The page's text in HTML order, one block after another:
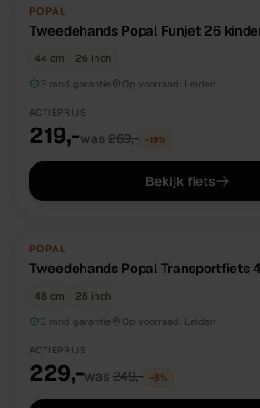
TWEEDEHANDS
POPAL
Tweedehands Popal Funjet 26
44 cm
26 inch
3 mnd garantie
Op voorraad: Leiden
ACTIEPRIJS
219,-was 269,- −19%
Bekijk fiets
TWEEDEHANDS
POPAL
Tweedehands Popal Transportfiets
48 cm
26 inch
3 mnd garantie
Op voorraad: Leiden
ACTIEPRIJS
229,-was 249,- −8%